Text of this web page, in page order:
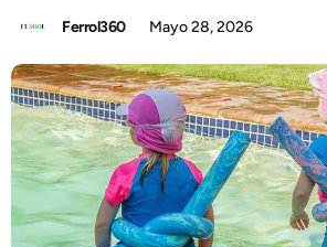
Ferrol360 Mayo 28, 2026